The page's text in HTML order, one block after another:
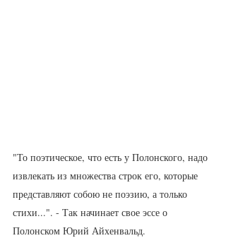
"То поэтическое, что есть у Полонского, надо
извлекать из множества строк его, которые
представляют собою не поэзию, а только
стихи...". - Так начинает свое эссе о
Полонском Юрий Айхенвальд.